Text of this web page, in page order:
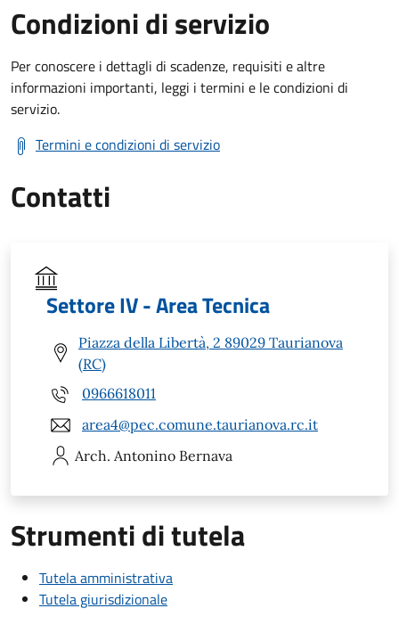
Condizioni di servizio
Per conoscere i dettagli di scadenze, requisiti e altre
informazioni importanti, leggi i termini e le condizioni di
servizio.
Termini e condizioni di servizio
Contatti
Settore IV - Area Tecnica
Piazza della Libertà, 2 89029 Taurianova
(RC)
0966618011
area4@pec.comune.taurianova.rc.it
Arch. Antonino Bernava
Strumenti di tutela
Tutela amministrativa
Tutela giurisdizionale